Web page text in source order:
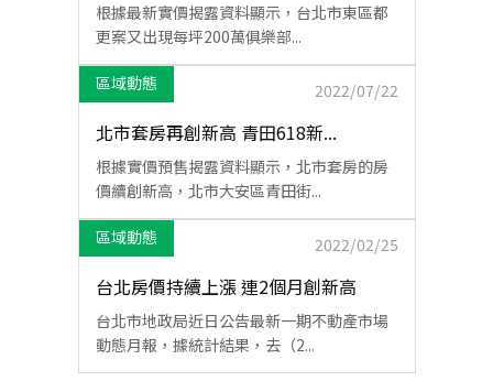
根據最新實價揭露資料顯示，台北市東區都
更案又出現每坪200萬俱樂部...
區域動態 2022/07/22
北市套房再創新高 青田618新...
根據實價預售揭露資料顯示，北市套房的房
價續創新高，北市大安區青田街...
區域動態 2022/02/25
台北房價持續上漲 連2個月創新高
台北市地政局近日公告最新一期不動產市場
動態月報，據統計結果，去（2...